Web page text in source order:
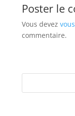
Poster le
Vous devez
commentaire.